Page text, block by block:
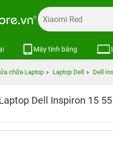
Máy tính bảng
chữa Laptop Laptop Dell Dell
Dell Inspiron 15